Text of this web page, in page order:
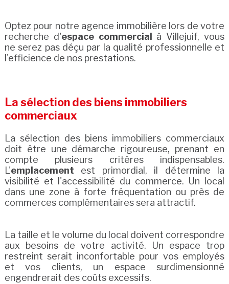
Optez pour notre agence immobilière lors de votre
recherche d'espace commercial
à Villejuif, vous
ne serez pas déçu par la qualité professionnelle et
l'efficience de nos prestations.
La sélection des biens immobiliers
commerciaux
La sélection des biens immobiliers commerciaux
doit être une démarche rigoureuse, prenant en
compte plusieurs critères indispensables.
L'emplacement est primordial, il détermine la
visibilité et l'accessibilité du commerce. Un local
dans une zone à forte fréquentation ou près de
commerces complémentaires sera attractif.
La taille et le volume du local doivent correspondre
aux besoins de votre activité. Un espace trop
restreint serait inconfortable pour vos employés
et vos clients, un espace surdimensionné
engendrerait des coûts excessifs.